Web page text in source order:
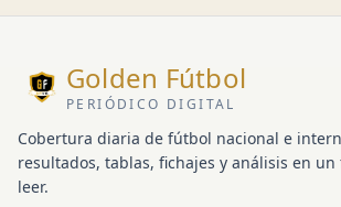
Golden Fútbol
PERIÓDICO DIGITAL
Cobertura diaria de fútbol nacional e
resultados, tablas, fichajes y análisis en
leer.